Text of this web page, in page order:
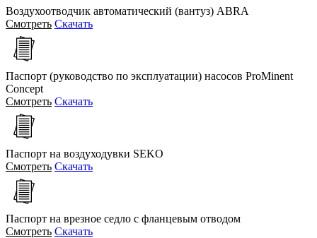
Воздухоотводчик автоматический (вантуз) ABRA
Смотреть Скачать
Паспорт (руководство по эксплуатации) насосов ProMinent
Concept
Смотреть Скачать
Паспорт на воздуходувки SEKO
Смотреть Скачать
Паспорт на врезное седло с фланцевым отводом
Смотреть Скачать